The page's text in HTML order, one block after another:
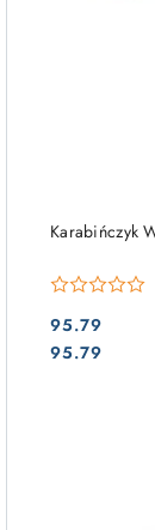
Karabińczyk
Cena:
95.79
Cena:
95.79